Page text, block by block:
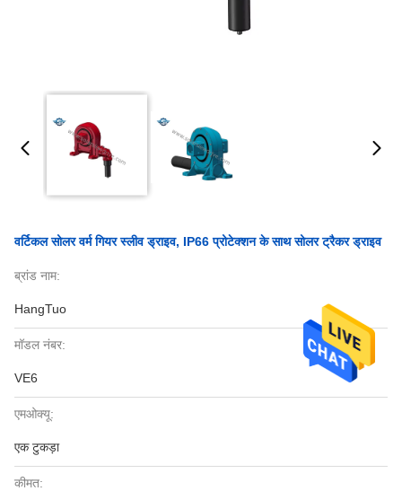
वर्टिकल सोलर वर्म गियर स्लीव ड्राइव, IP66 प्रोटेक्शन के साथ सोलर ट्रैकर ड्राइव
ब्रांड नाम:
HangTuo
मॉडल नंबर:
VE6
एमओक्यू:
एक टुकड़ा
कीमत: